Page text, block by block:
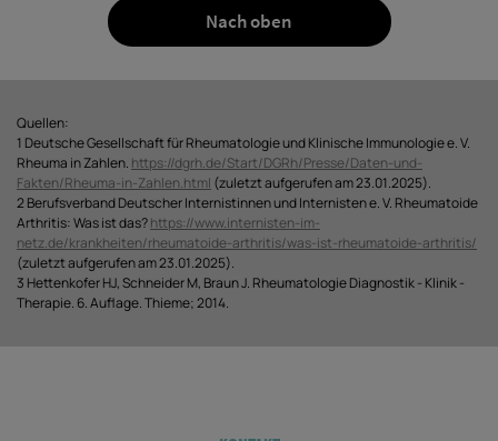
Nach oben
Quellen:
1 Deutsche Gesellschaft für Rheumatologie und Klinische Immunologie e. V.
Rheuma in Zahlen. https://dgrh.de/Start/DGRh/Presse/Daten-und-
Fakten/Rheuma-in-Zahlen.html (zuletzt aufgerufen am 23.01.2025).
2 Berufsverband Deutscher Internistinnen und Internisten e. V. Rheumatoide
Arthritis: Was ist das?https://www.internisten-im-
netz.de/krankheiten/rheumatoide-arthritis/was-ist-rheumatoide-arthritis/
(zuletzt aufgerufen am 23.01.2025).
3 Hettenkofer HJ, Schneider M, Braun J. Rheumatologie Diagnostik - Klinik -
Therapie. 6. Auflage. Thieme; 2014.